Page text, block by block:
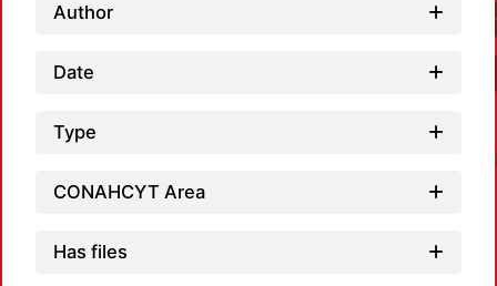
Author
Date
Type
CONAHCYT Area
Has files